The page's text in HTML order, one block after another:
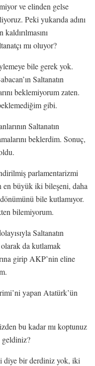
ve elinden gelse
Peki yukarıda adını
mı oluyor?
bile gerek yok.
Saltanatın
beklemiyorum zaten.
gibi.
Saltanatın
beklerdim. Sonuç,
parlamentarizmi
en büyük iki bileşeni, daha
bile kutlamıyor.
bilemiyorum.
Saltanatın
olarak da kutlamak
girip AKP’nin eline
yapan Atatürk’ün
bu kadar mı koptunuz
diye bir derdiniz yok, iki